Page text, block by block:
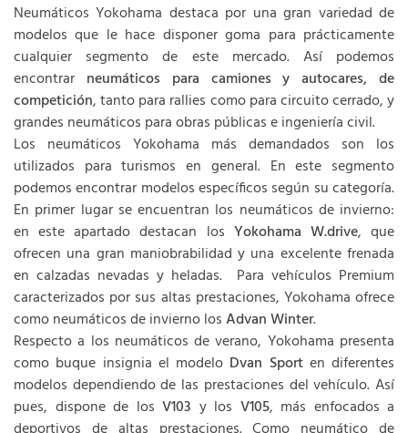
Neumáticos Yokohama destaca por una gran variedad de
modelos que le hace disponer goma para prácticamente
cualquier segmento de este mercado. Así podemos
encontrar neumáticos para camiones y autocares, de
competición, tanto para rallies como para circuito cerrado, y
grandes neumáticos para obras públicas e ingeniería civil.
Los neumáticos Yokohama más demandados son los
utilizados para turismos en general. En este segmento
podemos encontrar modelos específicos según su categoría.
En primer lugar se encuentran los neumáticos de invierno:
en este apartado destacan los Yokohama W.drive, que
ofrecen una gran maniobrabilidad y una excelente frenada
en calzadas nevadas y heladas. Para vehículos Premium
caracterizados por sus altas prestaciones, Yokohama ofrece
como neumáticos de invierno losAdvan Winter.
Respecto a los neumáticos de verano, Yokohama presenta
como buque insignia el modelo Dvan Sporten diferentes
modelos dependiendo de las prestaciones del vehículo. Así
pues, dispone de los V103 y los V105, más enfocados a